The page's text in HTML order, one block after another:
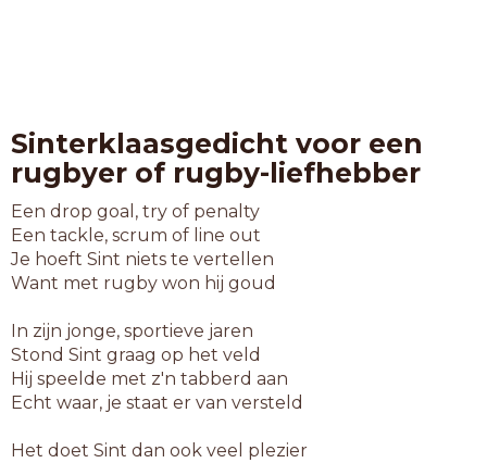
Sinterklaasgedicht voor een
rugbyer of rugby-liefhebber
Een drop goal, try of penalty
Een tackle, scrum of line out
Je hoeft Sint niets te vertellen
Want met rugby won hij goud
In zijn jonge, sportieve jaren
Stond Sint graag op het veld
Hij speelde met z'n tabberd aan
Echt waar, je staat er van versteld
Het doet Sint dan ook veel plezier